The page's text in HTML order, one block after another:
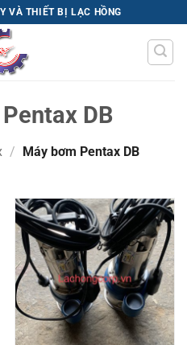
VÀ THIẾT BỊ LẠC HỒNG
DB
/ Máy bơm Pentax DB